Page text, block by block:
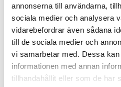
annonserna till användarna,
sociala medier och analysera
vidarebefordrar även sådana
till de sociala medier och
vi samarbetar med. Dessa
informationen med annan
tillhandahållit eller som de har
4 juni 2026
Polisregionen
att rättas till”